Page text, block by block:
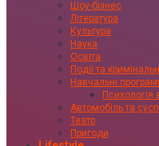
Шоу-бізнес
Література
Культура
Наука
Освіта
Події та
Навчальні
Психологія
Автомобіль та
Театр
Пригоди